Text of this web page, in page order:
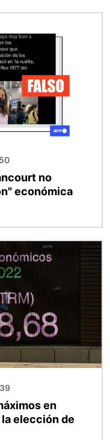
no
económica
en
elección de